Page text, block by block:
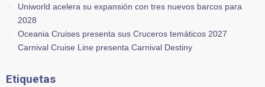
Uniworld acelera su expansión con tres nuevos barcos para
2028
Oceania Cruises presenta sus Cruceros temáticos 2027
Carnival Cruise Line presenta Carnival Destiny
Etiquetas